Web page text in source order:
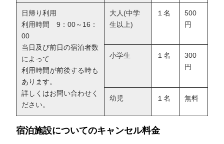
日帰り利用
利用時間 9：00～16：
00
当日及び前日の宿泊者数
によって
利用時間が前後する時も
あります。
詳しくはお問い合わせく
ださい。
大人(中学
生以上)
１名
500
円
小学生 １名
300
円
幼児 １名 無料
宿泊施設についてのキャンセル料金